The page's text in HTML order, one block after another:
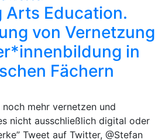
Arts Education.
von Vernetzung
in
Fächern
noch mehr vernetzen und
nicht ausschließlich digital oder
Tweet auf Twitter, @Stefan